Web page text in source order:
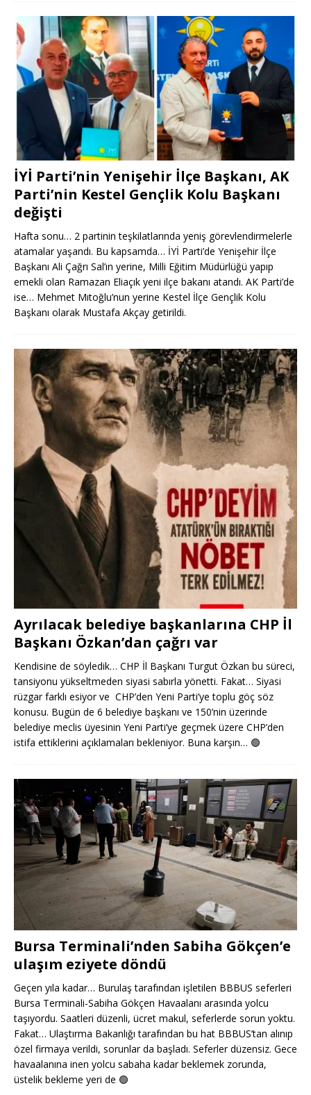
İYİ Parti’nin Yenişehir İlçe Başkanı, AK
Parti’nin Kestel Gençlik Kolu Başkanı
değişti
Hafta sonu… 2 partinin teşkilatlarında yeniş görevlendirmelerle
atamalar yaşandı. Bu kapsamda… İYİ Parti’de Yenişehir İlçe
Başkanı Ali Çağrı Sal’ın yerine, Milli Eğitim Müdürlüğü yapıp
emekli olan Ramazan Eliaçık yeni ilçe bakanı atandı. AK Parti’de
ise… Mehmet Mıtoğlu’nun yerine Kestel İlçe Gençlik Kolu
Başkanı olarak Mustafa Akçay getirildi.
Ayrılacak belediye başkanlarına CHP İl
Başkanı Özkan’dan çağrı var
Kendisine de söyledik… CHP İl Başkanı Turgut Özkan bu süreci,
tansiyonu yükseltmeden siyasi sabırla yönetti. Fakat… Siyasi
rüzgar farklı esiyor ve CHP’den Yeni Parti’ye toplu göç söz
konusu. Bugün de 6 belediye başkanı ve 150’nin üzerinde
belediye meclis üyesinin Yeni Parti’ye geçmek üzere CHP’den
istifa ettiklerini açıklamaları bekleniyor. Buna karşın… 🟢
Bursa Terminali’nden Sabiha Gökçen’e
ulaşım eziyete döndü
Geçen yıla kadar… Burulaş tarafından işletilen BBBUS seferleri
Bursa Terminali-Sabiha Gökçen Havaalanı arasında yolcu
taşıyordu. Saatleri düzenli, ücret makul, seferlerde sorun yoktu.
Fakat… Ulaştırma Bakanlığı tarafından bu hat BBBUS’tan alınıp
özel firmaya verildi, sorunlar da başladı. Seferler düzensiz. Gece
havaalanına inen yolcu sabaha kadar beklemek zorunda,
üstelik bekleme yeri de 🟢